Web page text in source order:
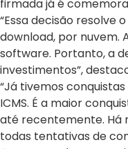
firmada já é
“Essa decisão resolve
download, por nuvem.
software. Portanto, a
investimentos”,
“Já tivemos
ICMS. É a maior
até recentemente. Há
todas tentativas de